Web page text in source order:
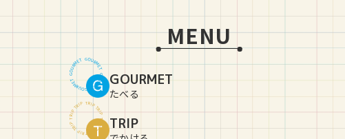
MENU
GOURME
T
G
O
U
R
M
E
T
G
O
U
R
M
E
T
G
O
U
RMET
GOURMET
たべる
TRIPT
RI
P
T
R
P
T
R
T
R
I
P
T
R
I
P
T
R
I
P
T
RIP
TRIP